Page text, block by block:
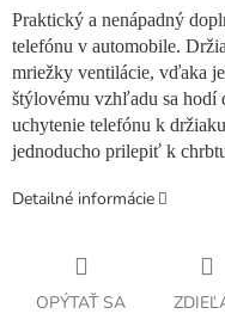
Praktický a nenápadný
telefónu v automobile.
mriežky ventilácie, vďaka
štýlovému vzhľadu sa hodí
uchytenie telefónu k
jednoducho prilepiť k
Detailné informácie
OPÝTAŤ SA